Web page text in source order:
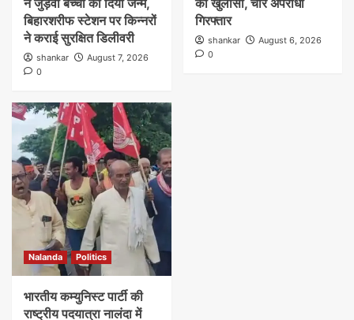
ने जुड़वां बच्चों को दिया जन्म,
बिहारशरीफ स्टेशन पर किन्नरों
ने कराई सुरक्षित डिलीवरी
shankar
August 7, 2026
0
का खुलासा, चार अपराधी
गिरफ्तार
shankar
August 6, 2026
0
Nalanda Politics
भारतीय कम्युनिस्ट पार्टी की
राष्ट्रीय पदयात्रा नालंदा में